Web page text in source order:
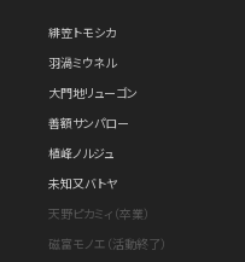
緋笠トモシカ
羽渦ミウネル
大門地リューゴン
善額サンパロー
植峰ノルジュ
未知又バトヤ
天野ピカミィ（卒業）
磁富モノエ（活動終了）